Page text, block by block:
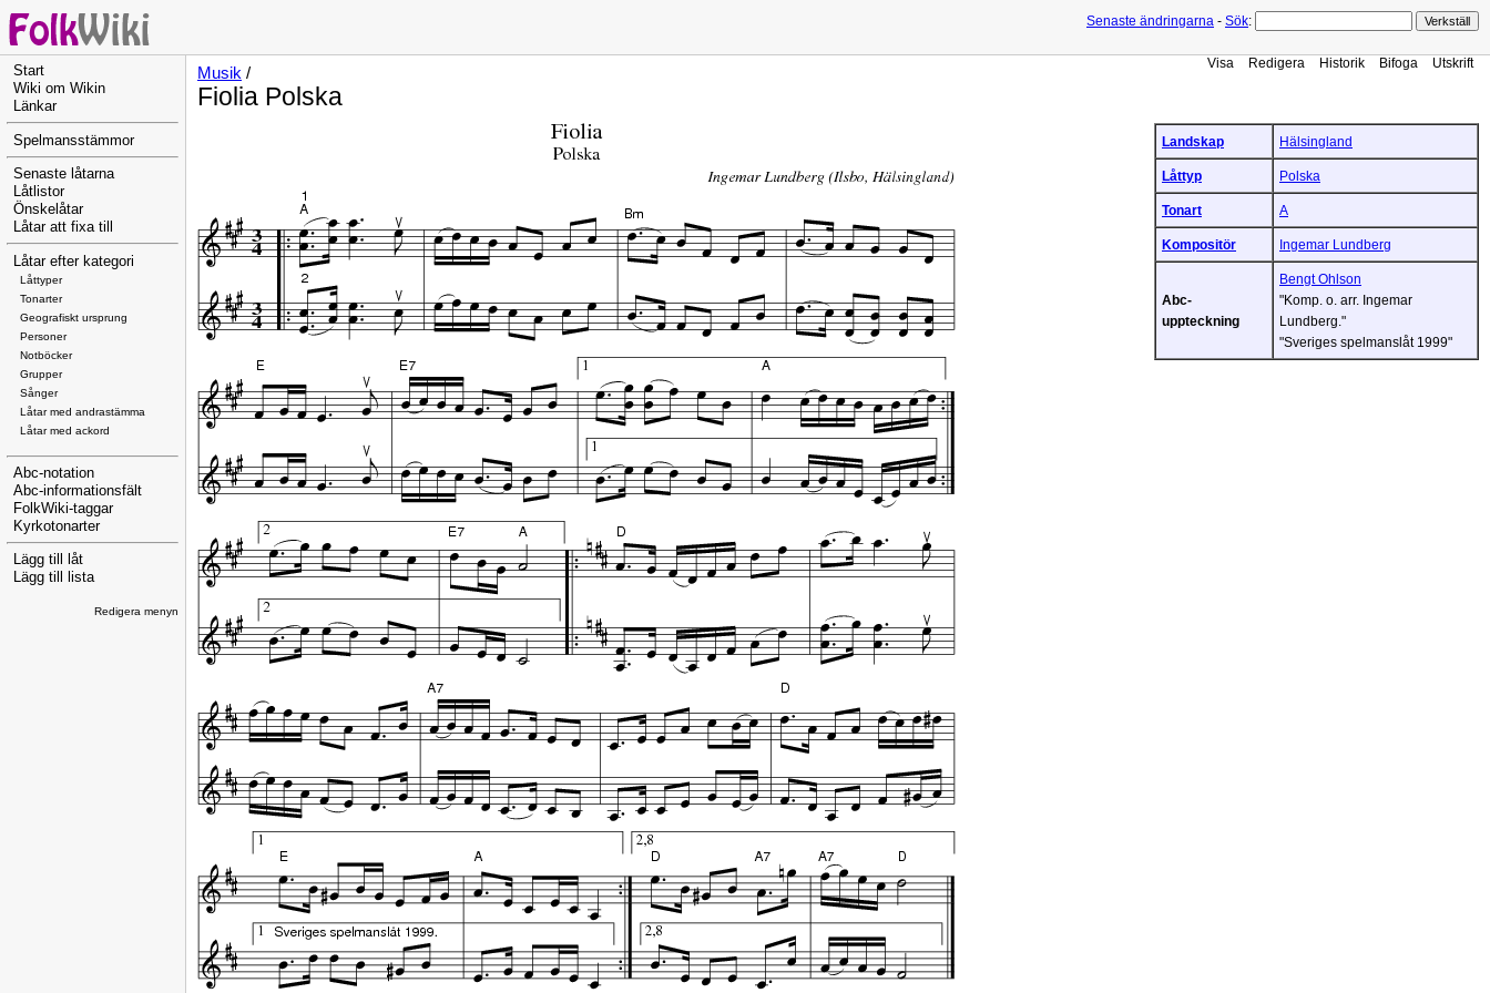
Senaste ändringarna - Sök:
Start
Wiki om Wikin
Länkar
Spelmansstämmor
Senaste låtarna
Låtlistor
Önskelåtar
Låtar att fixa till
Låtar efter kategori
Låttyper
Tonarter
Geografiskt ursprung
Personer
Notböcker
Grupper
Sånger
Låtar med andrastämma
Låtar med ackord
Abc-notation
Abc-informationsfält
FolkWiki-taggar
Kyrkotonarter
Lägg till låt
Lägg till lista
Redigera menyn
Visa Redigera Historik Bifoga Utskrift
Musik /
Fiolia Polska
Landskap Hälsingland
Låttyp Polska
Tonart A
Kompositör Ingemar Lundberg
Abc-
uppteckning
Bengt Ohlson
"Komp. o. arr. Ingemar
Lundberg."
"Sveriges spelmanslåt 1999"